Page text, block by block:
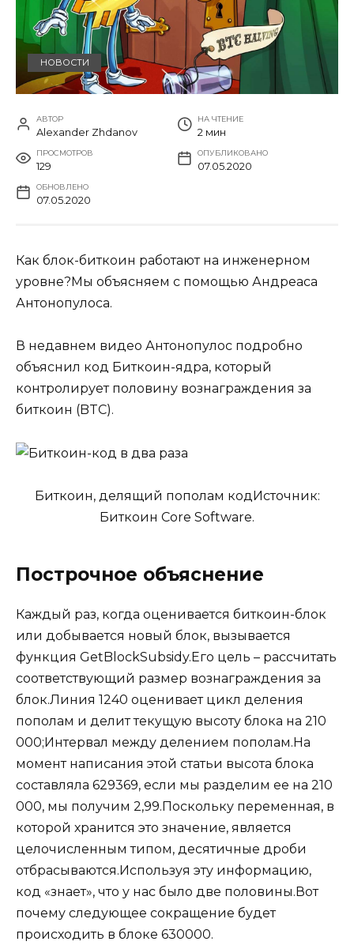
НОВОСТИ
АВТОР
Alexander Zhdanov
НА ЧТЕНИЕ
2 мин
ПРОСМОТРОВ
129
ОПУБЛИКОВАНО
07.05.2020
ОБНОВЛЕНО
07.05.2020
Как блок-биткоин работают на инженерном
уровне?Мы объясняем с помощью Андреаса
Антонопулоса.
В недавнем видео Антонопулос подробно
объяснил код Биткоин-ядра, который
контролирует половину вознаграждения за
биткоин (BTC).
Биткоин, делящий пополам кодИсточник:
Биткоин Core Software.
Построчное объяснение
Каждый раз, когда оценивается биткоин-блок
или добывается новый блок, вызывается
функция GetBlockSubsidy.Его цель – рассчитать
соответствующий размер вознаграждения за
блок.Линия 1240 оценивает цикл деления
пополам и делит текущую высоту блока на 210
000;Интервал между делением пополам.На
момент написания этой статьи высота блока
составляла 629369, если мы разделим ее на 210
000, мы получим 2,99.Поскольку переменная, в
которой хранится это значение, является
целочисленным типом, десятичные дроби
отбрасываются.Используя эту информацию,
код «знает», что у нас было две половины.Вот
почему следующее сокращение будет
происходить в блоке 630000.